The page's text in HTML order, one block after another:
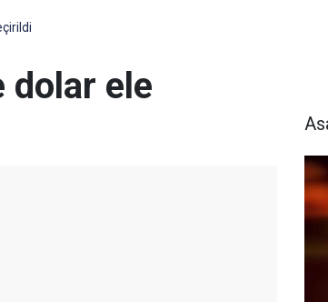
dolar ele